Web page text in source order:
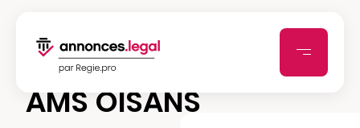
AMS OISANS